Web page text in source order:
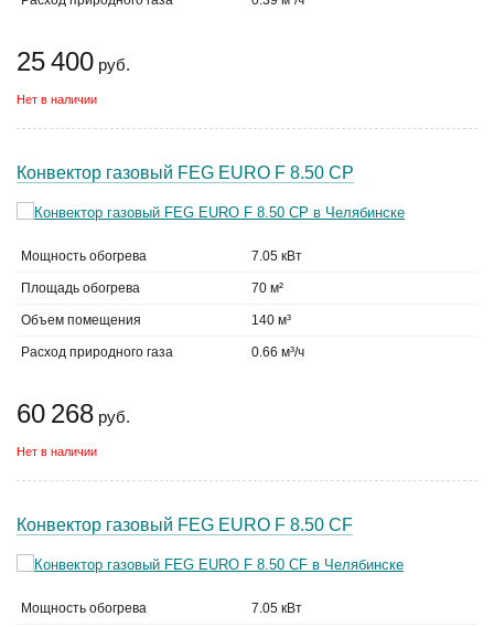
25 400 руб.
Нет в наличии
Конвектор газовый FEG EURO F 8.50 CP
Мощность обогрева 7.05 кВт
Площадь обогрева 70 м²
Объем помещения 140 м³
Расход природного газа 0.66 м³/ч
60 268 руб.
Нет в наличии
Конвектор газовый FEG EURO F 8.50 CF
Мощность обогрева 7.05 кВт